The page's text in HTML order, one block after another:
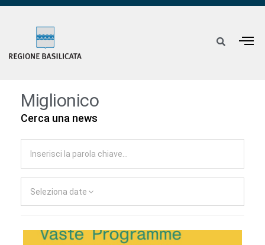
Miglionico
Cerca una news
Seleziona date